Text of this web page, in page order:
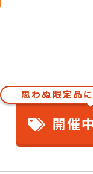
思わぬ限定品に
開催